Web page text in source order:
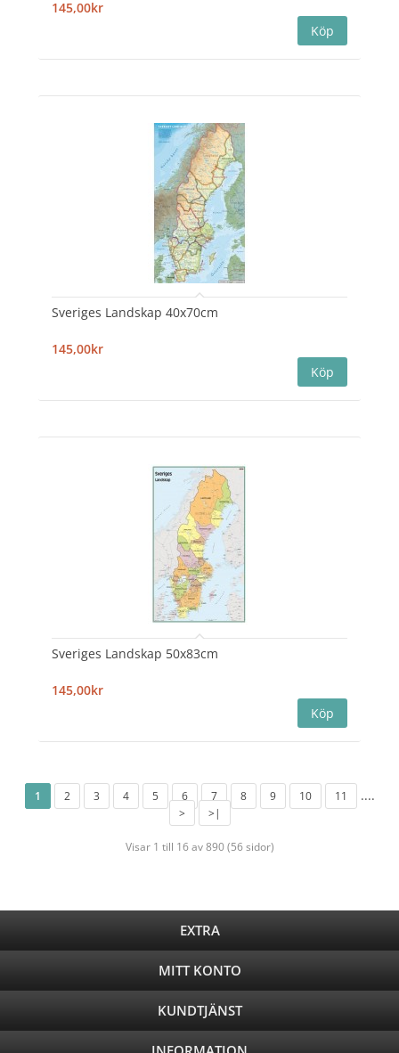
145,00kr
Sveriges Landskap 40x70cm
145,00kr
Sveriges Landskap 50x83cm
145,00kr
1 2 3 4 5 6 7 8 9 10 11 ....
> >|
Visar 1 till 16 av 890 (56 sidor)
EXTRA
MITT KONTO
KUNDTJÄNST